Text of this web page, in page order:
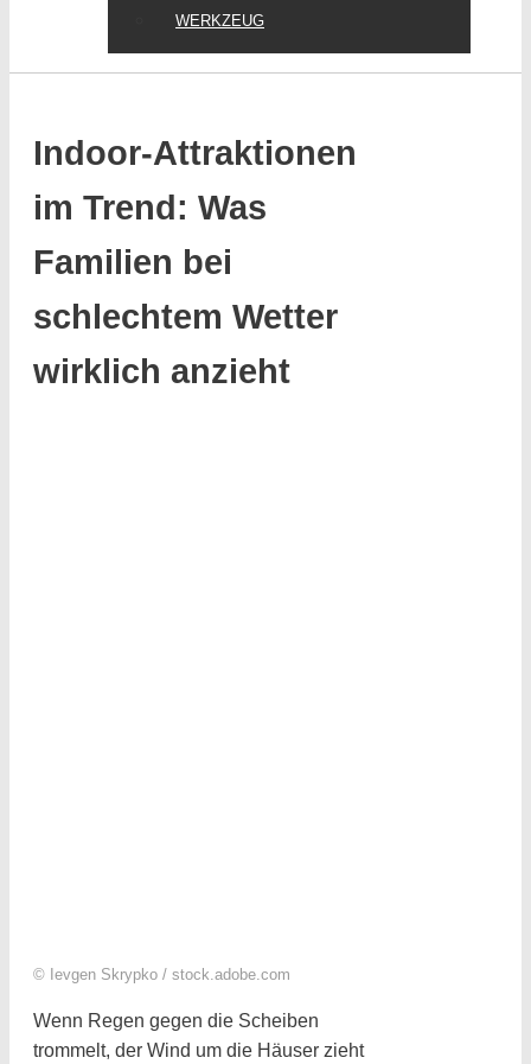
WERKZEUG
Indoor-Attraktionen
im Trend: Was
Familien bei
schlechtem Wetter
wirklich anzieht
© Ievgen Skrypko / stock.adobe.com
Wenn Regen gegen die Scheiben
trommelt, der Wind um die Häuser zieht